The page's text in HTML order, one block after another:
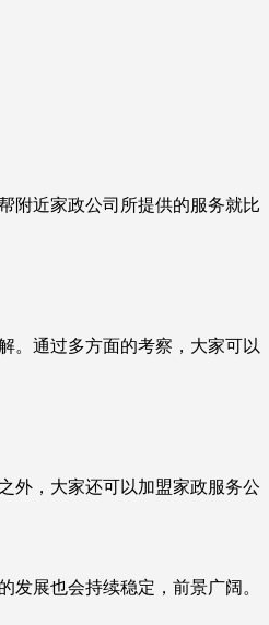
附近家政公司所提供的服务就比
。通过多方面的考察，大家可以
外，大家还可以加盟家政服务公
展也会持续稳定，前景广阔。